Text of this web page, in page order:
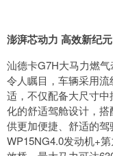
澎湃芯动力 高效新纪元
汕德卡G7H大马力燃
令人瞩目，车辆采用
适，不仅配备大尺寸
化的舒适驾舱设计，
供更加便捷、舒适的
WP15NG4.0发动机+